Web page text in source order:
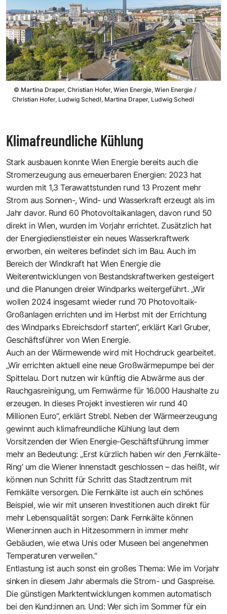
© Martina Draper, Christian Hofer, Wien Energie, Wien Energie /
Christian Hofer, Ludwig Schedl, Martina Draper, Ludwig Schedl
Klimafreundliche Kühlung
Stark ausbauen konnte Wien Energie bereits auch die
Stromerzeugung aus erneuerbaren Energien: 2023 hat
wurden mit 1,3 Terawattstunden rund 13 Prozent mehr
Strom aus Sonnen-, Wind- und Wasserkraft erzeugt als im
Jahr davor. Rund 60 Photovoltaikanlagen, davon rund 50
direkt in Wien, wurden im Vorjahr errichtet. Zusätzlich hat
der Energiedienstleister ein neues Wasserkraftwerk
erworben, ein weiteres befindet sich im Bau. Auch im
Bereich der Windkraft hat Wien Energie die
Weiterentwicklungen von Bestandskraftwerken gesteigert
und die Planungen dreier Windparks weitergeführt. „Wir
wollen 2024 insgesamt wieder rund 70 Photovoltaik-
Großanlagen errichten und im Herbst mit der Errichtung
des Windparks Ebreichsdorf starten“, erklärt Karl Gruber,
Geschäftsführer von Wien Energie.
Auch an der Wärmewende wird mit Hochdruck gearbeitet.
„Wir errichten aktuell eine neue Großwärmepumpe bei der
Spittelau. Dort nutzen wir künftig die Abwärme aus der
Rauchgasreinigung, um Fernwärme für 16.000 Haushalte zu
erzeugen. In dieses Projekt investieren wir rund 40
Millionen Euro“, erklärt Strebl. Neben der Wärmeerzeugung
gewinnt auch klimafreundliche Kühlung laut dem
Vorsitzenden der Wien Energie-Geschäftsführung immer
mehr an Bedeutung: „Erst kürzlich haben wir den ,Fernkälte-
Ring’ um die Wiener Innenstadt geschlossen – das heißt, wir
können nun Schritt für Schritt das Stadtzentrum mit
Fernkälte versorgen. Die Fernkälte ist auch ein schönes
Beispiel, wie wir mit unseren Investitionen auch direkt für
mehr Lebensqualität sorgen: Dank Fernkälte können
Wiener:innen auch in Hitzesommern in immer mehr
Gebäuden, wie etwa Unis oder Museen bei angenehmen
Temperaturen verweilen.“
Entlastung ist auch sonst ein großes Thema: Wie im Vorjahr
sinken in diesem Jahr abermals die Strom- und Gaspreise.
Die günstigen Marktentwicklungen kommen automatisch
bei den Kund:innen an. Und: Wer sich im Sommer für ein